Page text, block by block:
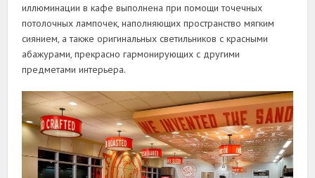
иллюминации в кафе выполнена при помощи точечных
потолочных лампочек, наполняющих пространство мягким
сиянием, а также оригинальных светильников с красными
абажурами, прекрасно гармонирующих с другими
предметами интерьера.